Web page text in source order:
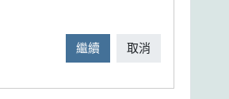
繼續 取消